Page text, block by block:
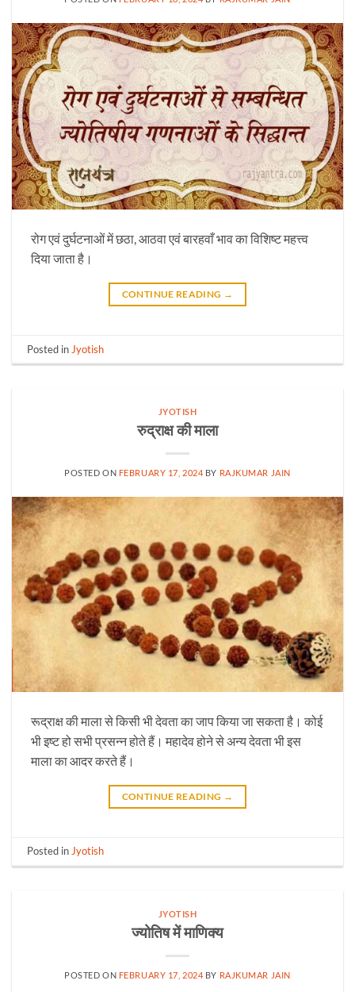
रोग एवं दुर्घटनाओं में छठा, आठवा एवं बारहवाँ भाव का विशिष्ट महत्त्व
दिया जाता है।
CONTINUE READING →
Posted in Jyotish
JYOTISH
रुद्राक्ष की माला
POSTED ON FEBRUARY 17, 2024 BY RAJKUMAR JAIN
रूद्राक्ष की माला से किसी भी देवता का जाप किया जा सकता है। कोई
भी इष्ट हो सभी प्रसन्न होते हैं। महादेव होने से अन्य देवता भी इस
माला का आदर करते हैं।
CONTINUE READING →
Posted inJyotish
JYOTISH
ज्योतिष में माणिक्य
POSTED ON FEBRUARY 17, 2024 BY RAJKUMAR JAIN